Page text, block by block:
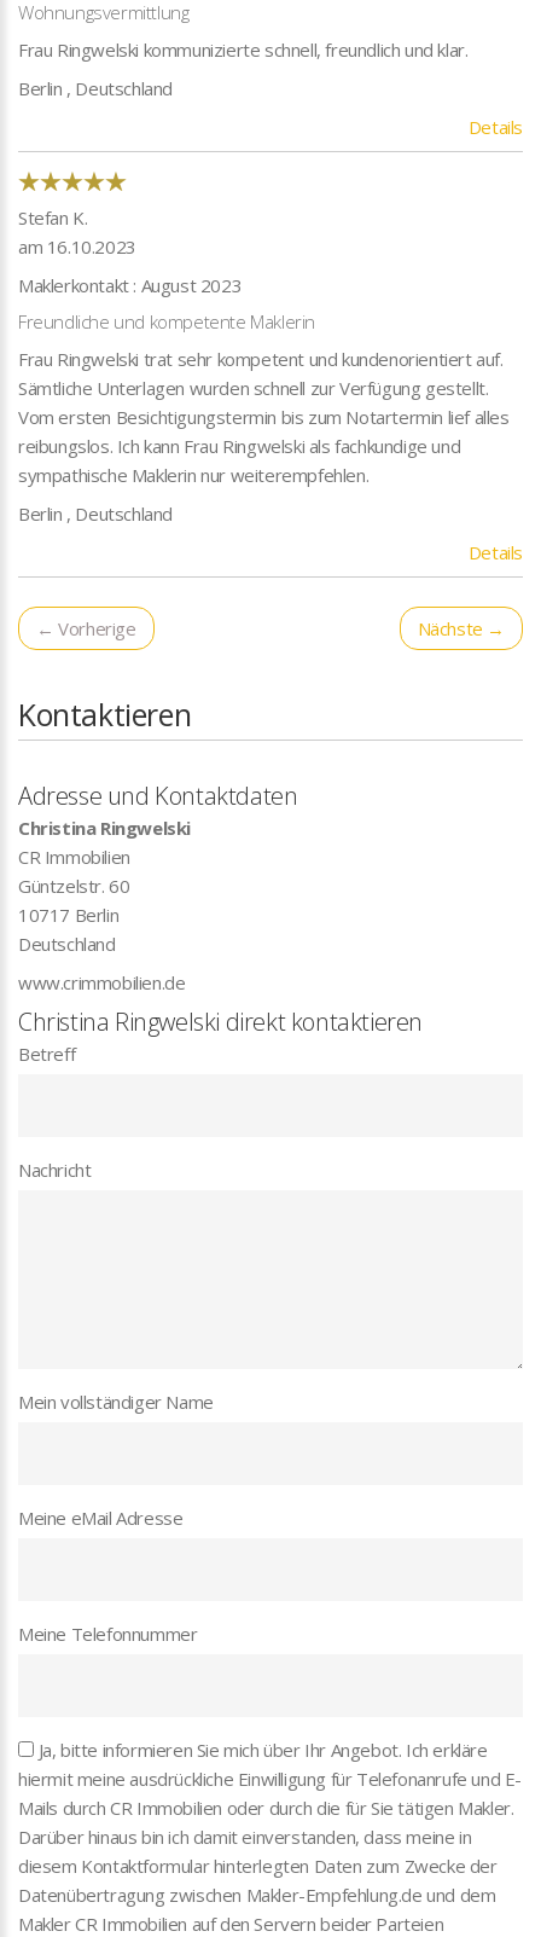
Wohnungsvermittlung
Frau Ringwelski kommunizierte schnell, freundlich und klar.
Berlin , Deutschland
Details
Stefan K.
am 16.10.2023
Maklerkontakt : August 2023
Freundliche und kompetente Maklerin
Frau Ringwelski trat sehr kompetent und kundenorientiert auf.
Sämtliche Unterlagen wurden schnell zur Verfügung gestellt.
Vom ersten Besichtigungstermin bis zum Notartermin lief alles
reibungslos. Ich kann Frau Ringwelski als fachkundige und
sympathische Maklerin nur weiterempfehlen.
Berlin , Deutschland
Details
← Vorherige Nächste →
Kontaktieren
Adresse und Kontaktdaten
Christina Ringwelski
CR Immobilien
Güntzelstr. 60
10717 Berlin
Deutschland
www.crimmobilien.de
Christina Ringwelski direkt kontaktieren
Betreff
Nachricht
Mein vollständiger Name
Meine eMail Adresse
Meine Telefonnummer
Ja, bitte informieren Sie mich über Ihr Angebot. Ich erkläre
hiermit meine ausdrückliche Einwilligung für Telefonanrufe und E-
Mails durch CR Immobilien oder durch die für Sie tätigen Makler.
Darüber hinaus bin ich damit einverstanden, dass meine in
diesem Kontaktformular hinterlegten Daten zum Zwecke der
Datenübertragung zwischen Makler-Empfehlung.de und dem
Makler CR Immobilien auf den Servern beider Parteien